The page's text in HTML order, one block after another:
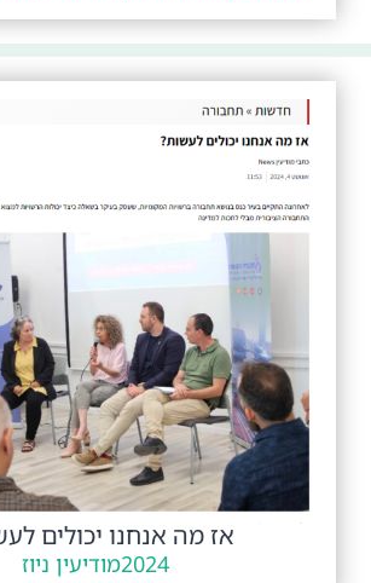
אז מה אנחנו יכולים
2024מודיעין ניוז